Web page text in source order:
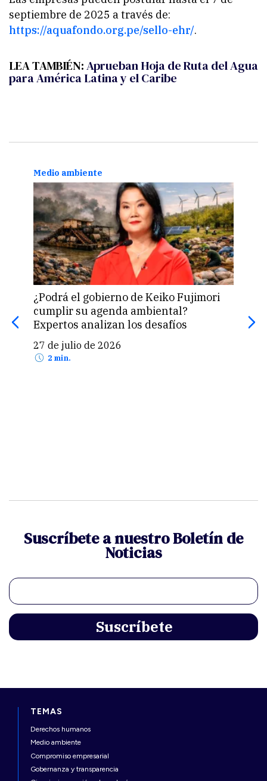
septiembre de 2025 a través de:
https://aquafondo.org.pe/sello-ehr/.
LEA TAMBIÉN:Aprueban Hoja de Ruta del Agua
para América Latina y el Caribe
Medio ambiente
¿Podrá el gobierno de Keiko Fujimori
cumplir su agenda ambiental?
Expertos analizan los desafíos
27 de julio de 2026
2 min.
Suscríbete a nuestro Boletín de
Noticias
TEMAS
Derechos humanos
Medio ambiente
Compromiso empresarial
Gobernanza y transparencia